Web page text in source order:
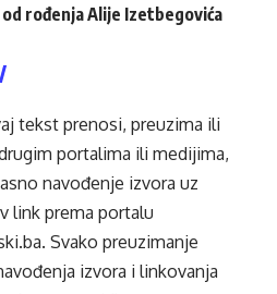
od rođenja Alije Izetbegovića
tekst prenosi, preuzima ili
portalima ili medijima,
navođenje izvora uz
link prema portalu
. Svako preuzimanje
izvora i linkovanja